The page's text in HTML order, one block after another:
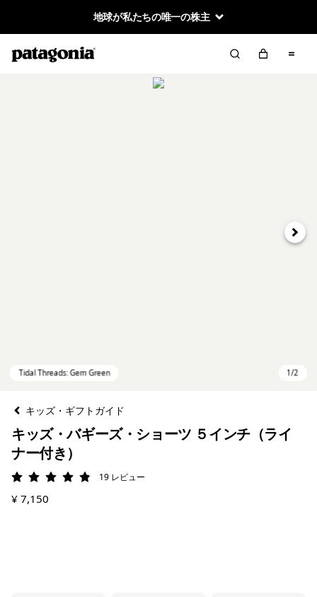
地球が私たちの唯一の株主
次へ
キッズ・ギフトガイド
キッズ・バギーズ・ショーツ ５インチ（ライ
ナー付き）
評価: 4.9 / 5
19 レビュー
¥ 7,150